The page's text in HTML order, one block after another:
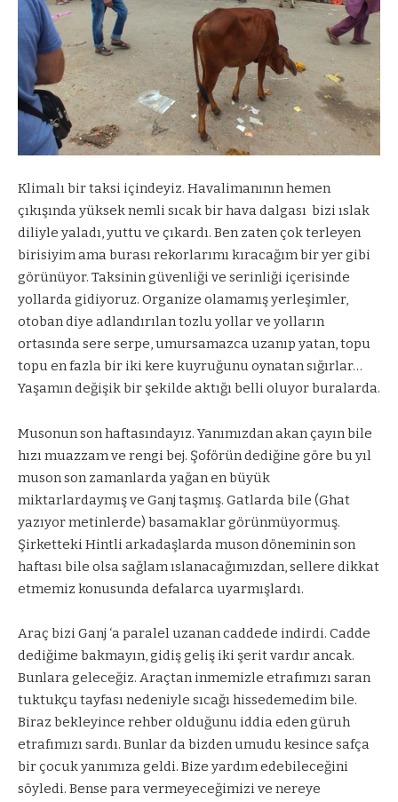
Klimalı bir taksi içindeyiz. Havalimanının hemen
çıkışında yüksek nemli sıcak bir hava dalgası bizi ıslak
diliyle yaladı, yuttu ve çıkardı. Ben zaten çok terleyen
birisiyim ama burası rekorlarımı kıracağım bir yer gibi
görünüyor. Taksinin güvenliği ve serinliği içerisinde
yollarda gidiyoruz. Organize olamamış yerleşimler,
otoban diye adlandırılan tozlu yollar ve yolların
ortasında sere serpe, umursamazca uzanıp yatan, topu
topu en fazla bir iki kere kuyruğunu oynatan sığırlar…
Yaşamın değişik bir şekilde aktığı belli oluyor buralarda.
Musonun son haftasındayız. Yanımızdan akan çayın bile
hızı muazzam ve rengi bej. Şoförün dediğine göre bu yıl
muson son zamanlarda yağan en büyük
miktarlardaymış ve Ganj taşmış. Gatlarda bile (Ghat
yazıyor metinlerde) basamaklar görünmüyormuş.
Şirketteki Hintli arkadaşlarda muson döneminin son
haftası bile olsa sağlam ıslanacağımızdan, sellere dikkat
etmemiz konusunda defalarca uyarmışlardı.
Araç bizi Ganj ‘a paralel uzanan caddede indirdi. Cadde
dediğime bakmayın, gidiş geliş iki şerit vardır ancak.
Bunlara geleceğiz. Araçtan inmemizle etrafımızı saran
tuktukçu tayfası nedeniyle sıcağı hissedemedim bile.
Biraz bekleyince rehber olduğunu iddia eden güruh
etrafımızı sardı. Bunlar da bizden umudu kesince safça
bir çocuk yanımıza geldi. Bize yardım edebileceğini
söyledi. Bense para vermeyeceğimizi ve nereye